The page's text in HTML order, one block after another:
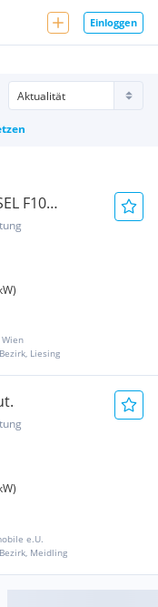
Einloggen
F10
Liesing
e.U.
Meidling